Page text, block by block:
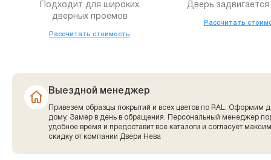
Подходит для широких
дверных проемов
Рассчитать стоимость
Дверь задвигается
Рассчитать
Выездной менеджер
Привезем образцы покрытий и всех цветов по RAL. Оформим
дому. Замер в день в обращения. Персональный менеджер
удобное время и предоставит все каталоги и согласует
скидку от компании Двери Нева